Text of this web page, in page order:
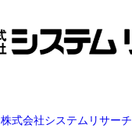
株式会社システムリサーチ